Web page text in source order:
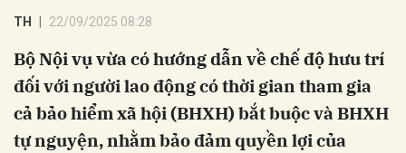
TH 22/09/2025 08:28
Bộ Nội vụ vừa có hướng dẫn về chế độ hưu trí
đối với người lao động có thời gian tham gia
cả bảo hiểm xã hội (BHXH) bắt buộc và BHXH
tự nguyện, nhằm bảo đảm quyền lợi của
Hủy